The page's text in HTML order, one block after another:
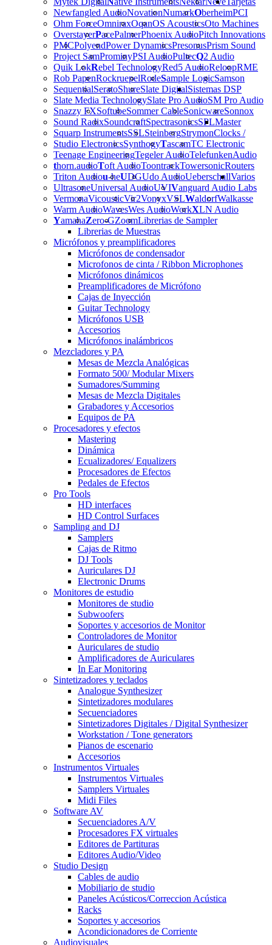
Newfangled AudioNovationNumarkOberheim
Ohm ForceOmniraxOqanOS AcousticsOto Machines
OverstayerPacePalmerPhoenix AudioPitch Innovations
PMCPolyendPower DynamicsPresonusPrism Sound
Project SamProminyPSI AudioPultecQ2 Audio
Quik LokRebel TechnologyRed5 AudioReloopRME
Rob PapenRockruepelRodeSample LogicSamson
SequentialSeratoShureSlate Digital
Slate Media TechnologySlate Pro AudioSM Pro Audio
Snazzy FXSoftubeSommer CableSonicwareSonnox
Sound RadixSoundcraftSpectrasonicsSPL
Squarp InstrumentsSSLSteinbergStrymon
Studio ElectronicsSynthogyTascamTC Electronic
Teenage EngineeringTegeler AudioTelefunken
thorn.audioToft AudioToontrackTowersonic
Triton Audiou-heUDGUdo AudioUeberschall
UltrasoneUniversal AudioUVIVanguard Audio Labs
VermonaVicousticVir2VonyxVSLWaldorfWalkasse
Warm AudioWavesWes AudioWorkXLN Audio
YamahaZero-GZoom
PCI
Sistemas DSP
Master
Clocks /
Audio
Routers
Varios
Librerias de Sampler
Librerias de Muestras
Micrófonos y preamplificadores
Micrófonos de condensador
Microfonos de cinta / Ribbon Microphones
Micrófonos dinámicos
Preamplificadores de Micrófono
Cajas de Inyección
Guitar Technology
Micrófonos USB
Accesorios
Micrófonos inalámbricos
Mezcladores y PA
Mesas de Mezcla Analógicas
Formato 500/ Modular Mixers
Sumadores/Summing
Mesas de Mezcla Digitales
Grabadores y Accesorios
Equipos de PA
Procesadores y efectos
Mastering
Dinámica
Ecualizadores/ Equalizers
Procesadores de Efectos
Pedales de Efectos
Pro Tools
HD interfaces
HD Control Surfaces
Sampling and DJ
Samplers
Cajas de Ritmo
DJ Tools
Auriculares DJ
Electronic Drums
Monitores de estudio
Monitores de studio
Subwoofers
Soportes y accesorios de Monitor
Controladores de Monitor
Auriculares de studio
Amplificadores de Auriculares
In Ear Monitoring
Sintetizadores y teclados
Analogue Synthesizer
Sintetizadores modulares
Secuenciadores
Sintetizadores Digitales / Digital Synthesizer
Workstation / Tone generators
Pianos de escenario
Accesorios
Instrumentos Virtuales
Instrumentos Virtuales
Samplers Virtuales
Midi Files
Software AV
Secuenciadores A/V
Procesadores FX virtuales
Editores de Partituras
Editores Audio/Video
Studio Design
Cables de audio
Mobiliario de studio
Paneles Acústicos/Correccion Acústica
Racks
Soportes y accesorios
Acondicionadores de Corriente
Audiovisuales